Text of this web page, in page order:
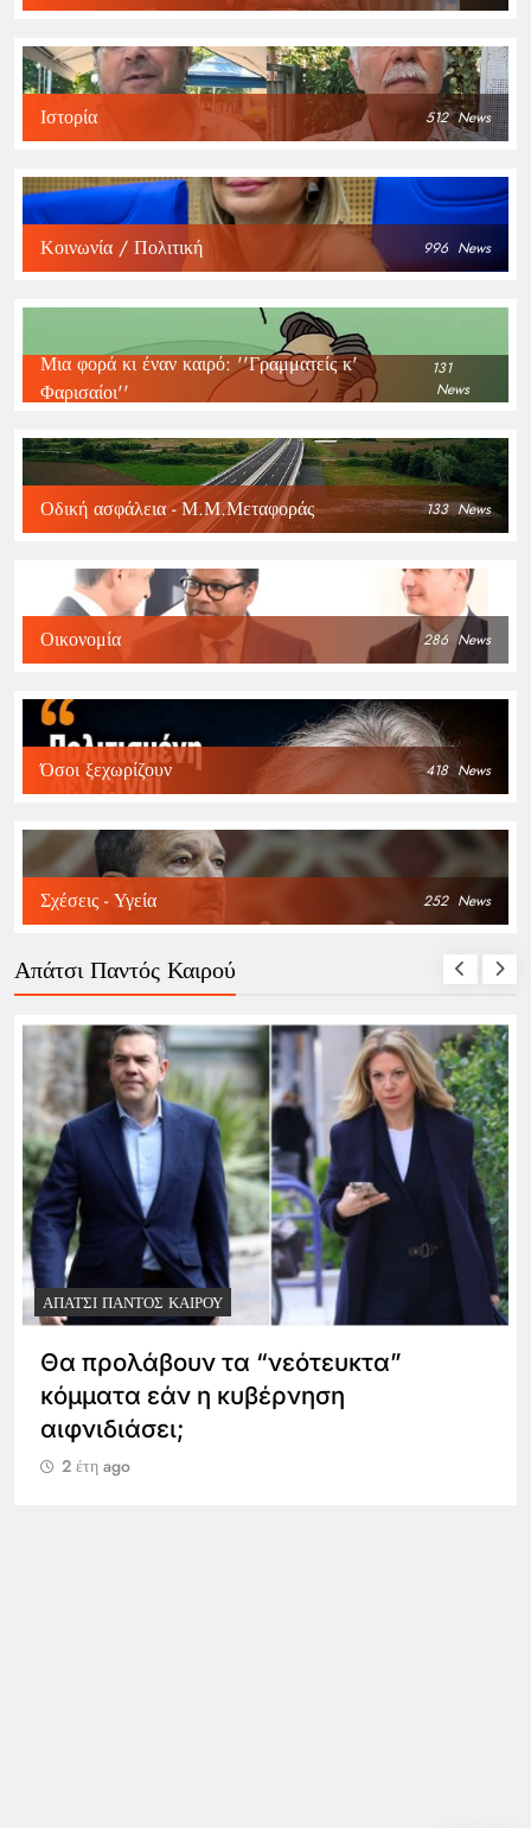
Ιστορία 512 News
Κοινωνία / Πολιτική 996 News
Μια φορά κι έναν καιρό: ''Γραμματείς κ'
Φαρισαίοι''
131
News
Οδική ασφάλεια - Μ.Μ.Μεταφοράς 133 News
Οικονομία 286 News
Όσοι ξεχωρίζουν 418 News
Σχέσεις - Υγεία 252 News
Απάτσι Παντός Καιρού
...ΞΑΝΆ ΣΤΑ ΘΡΑΝΊΑ, ΣΤΗ ΜΕΓΆΛΗ ΤΩΝ ΓΕΛΟΙΟΓΡΆΦΩΝ
ΑΠΆΤΣΙ ΠΑΝΤΌΣ ΚΑΙΡΟΎ
…οι εκλογές έρχονται, εκεί θα
μετρηθούμε όλοι μας
2 έτη ago